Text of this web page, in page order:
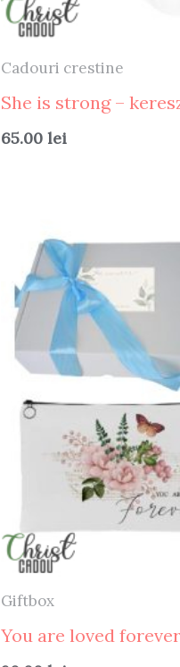
Cadouri crestine
She is strong –
65.00lei
Giftbox
You are loved